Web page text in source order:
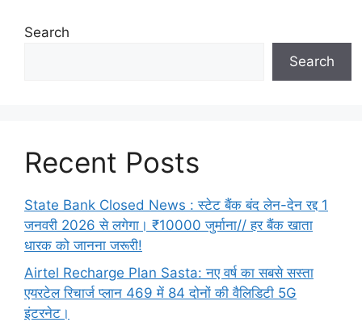
Search
Search
Recent Posts
State Bank Closed News : स्टेट बैंक बंद लेन-देन रद्द 1
जनवरी 2026 से लगेगा। ₹10000 जुर्माना// हर बैंक खाता
धारक को जानना जरूरी!
Airtel Recharge Plan Sasta: नए वर्ष का सबसे सस्ता
एयरटेल रिचार्ज प्लान 469 में 84 दोनों की वैलिडिटी 5G
इंटरनेट।